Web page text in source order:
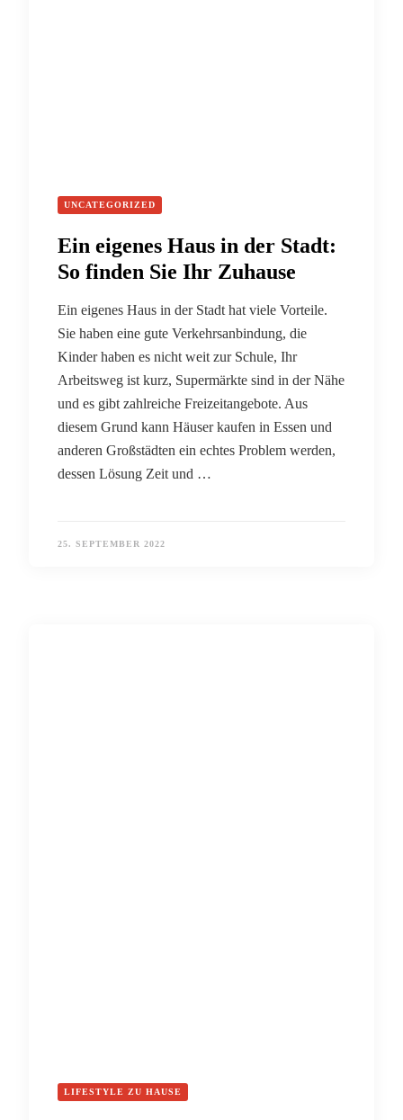
UNCATEGORIZED
Ein eigenes Haus in der Stadt:
So finden Sie Ihr Zuhause
Ein eigenes Haus in der Stadt hat viele Vorteile.
Sie haben eine gute Verkehrsanbindung, die
Kinder haben es nicht weit zur Schule, Ihr
Arbeitsweg ist kurz, Supermärkte sind in der Nähe
und es gibt zahlreiche Freizeitangebote. Aus
diesem Grund kann Häuser kaufen in Essen und
anderen Großstädten ein echtes Problem werden,
dessen Lösung Zeit und …
25. SEPTEMBER 2022
LIFESTYLE ZU HAUSE